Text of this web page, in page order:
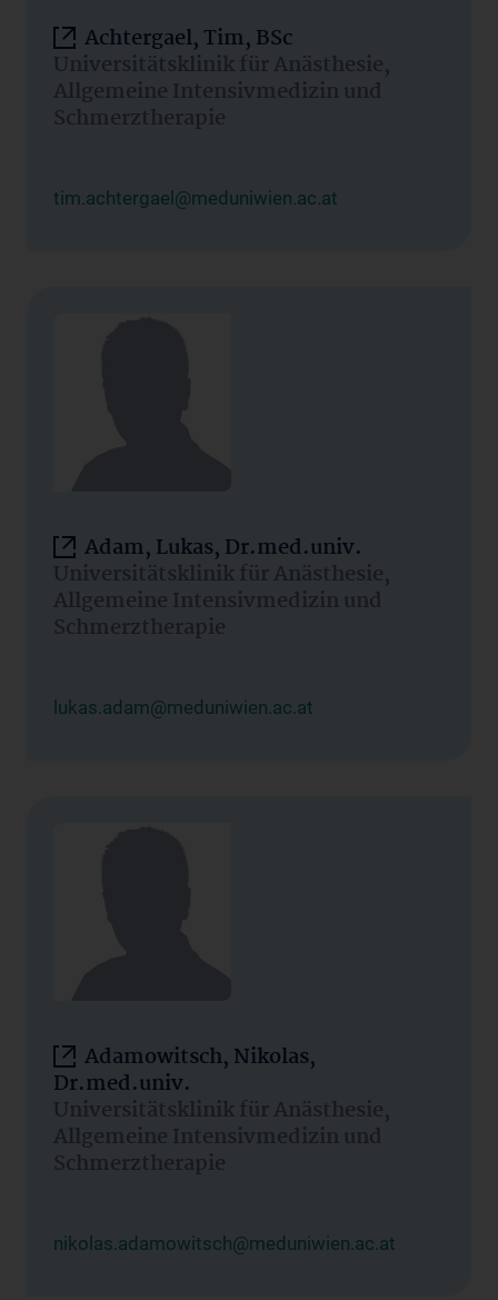
Achtergael, Tim, BSc
Universitätsklinik für Anästhesie,
Allgemeine Intensivmedizin und
Schmerztherapie
tim.achtergael@meduniwien.ac.at
Adam, Lukas, Dr.med.univ.
Universitätsklinik für Anästhesie,
Allgemeine Intensivmedizin und
Schmerztherapie
lukas.adam@meduniwien.ac.at
Adamowitsch, Nikolas,
Dr.med.univ.
Universitätsklinik für Anästhesie,
Allgemeine Intensivmedizin und
Schmerztherapie
nikolas.adamowitsch@meduniwien.ac.at